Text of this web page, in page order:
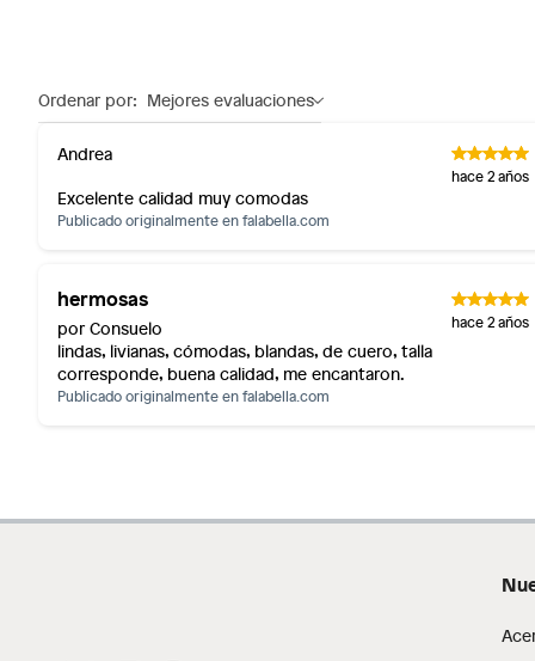
Ordenar por: Mejores evaluaciones
Andrea
hace 2 años
Excelente calidad muy comodas
Publicado originalmente enfalabella.com
hermosas
por Consuelo hace 2 años
lindas, livianas, cómodas, blandas, de cuero, talla
corresponde, buena calidad, me encantaron.
Publicado originalmente enfalabella.com